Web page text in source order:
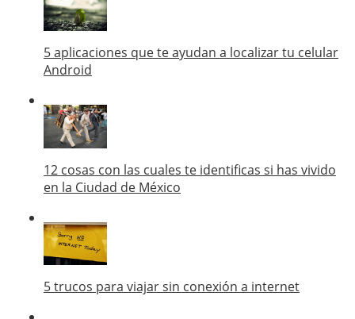
5 aplicaciones que te ayudan a localizar tu celular
Android
12 cosas con las cuales te identificas si has vivido
en la Ciudad de México
5 trucos para viajar sin conexión a internet